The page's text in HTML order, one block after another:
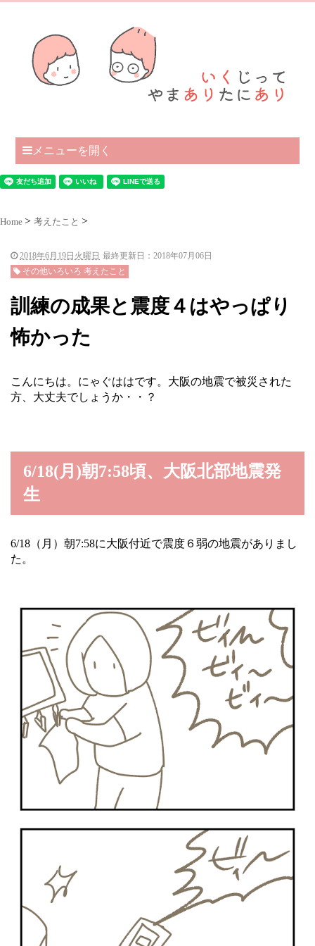
メニューを開く
Home 考えたこと
2018年6月19日火曜日 最終更新日：2018年07月06日
その他いろいろ 考えたこと
訓練の成果と震度４はやっぱり
怖かった
こんにちは。にゃぐははです。大阪の地震で被災された
方、大丈夫でしょうか・・？
6/18(月)朝7:58頃、大阪北部地震発
生
6/18（月）朝7:58に大阪付近で震度６弱の地震がありまし
た。